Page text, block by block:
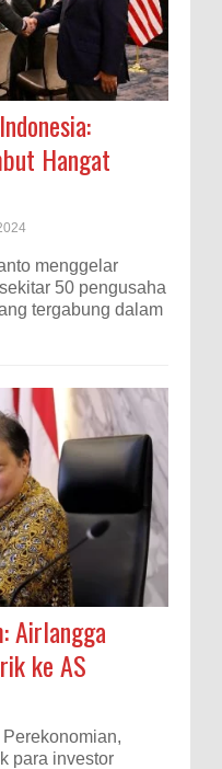
Hangat
menggelar
50 pengusaha
tergabung dalam
Airlangga
ke AS
para investor